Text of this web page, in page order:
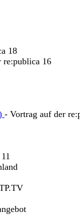
18
re:publica 16
- Vortrag auf der